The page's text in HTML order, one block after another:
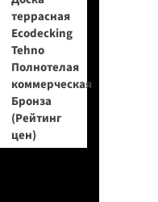
террасная
Ecodecking
Tehno
Полнотелая
коммерческая
Бронза
(Рейтинг
цен)